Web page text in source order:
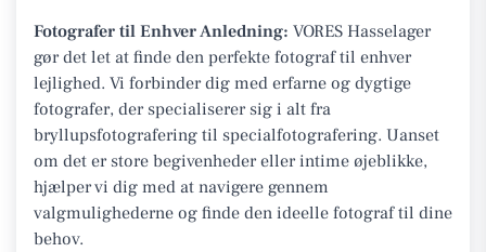
Fotografer til Enhver Anledning: VORES Hasselager
gør det let at finde den perfekte fotograf til enhver
lejlighed. Vi forbinder dig med erfarne og dygtige
fotografer, der specialiserer sig i alt fra
bryllupsfotografering til specialfotografering. Uanset
om det er store begivenheder eller intime øjeblikke,
hjælper vi dig med at navigere gennem
valgmulighederne og finde den ideelle fotograf til dine
behov.